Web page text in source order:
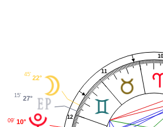
10
11
12
22°
45'
27°
15'
10°
09'